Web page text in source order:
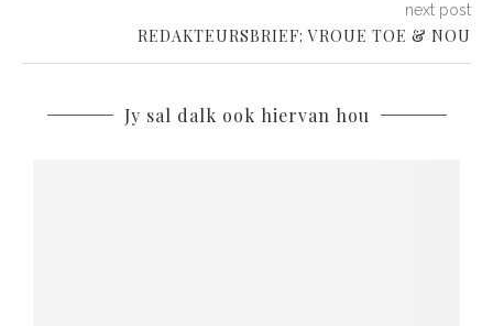
next post
REDAKTEURSBRIEF: VROUE TOE & NOU
Jy sal dalk ook hiervan hou